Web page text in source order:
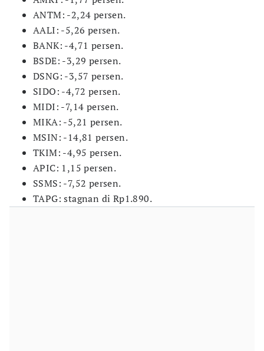
ANTM: -2,24 persen.
AALI: -5,26 persen.
BANK: -4,71 persen.
BSDE: -3,29 persen.
DSNG: -3,57 persen.
SIDO: -4,72 persen.
MIDI: -7,14 persen.
MIKA: -5,21 persen.
MSIN: -14,81 persen.
TKIM: -4,95 persen.
APIC: 1,15 persen.
SSMS: -7,52 persen.
TAPG: stagnan di Rp1.890.